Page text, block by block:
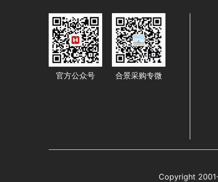
官方公众号 合景采购专微
Copyright